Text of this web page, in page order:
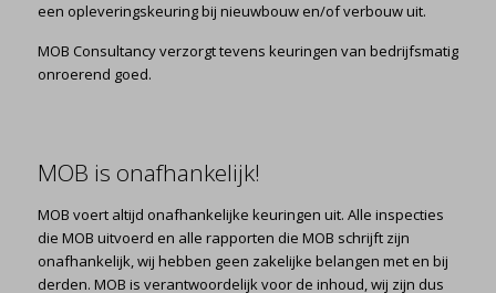
een opleveringskeuring bij nieuwbouw en/of verbouw uit.
MOB Consultancy verzorgt tevens keuringen van bedrijfsmatig
onroerend goed.
MOB is onafhankelijk!
MOB voert altijd onafhankelijke keuringen uit. Alle inspecties
die MOB uitvoerd en alle rapporten die MOB schrijft zijn
onafhankelijk, wij hebben geen zakelijke belangen met en bij
derden. MOB is verantwoordelijk voor de inhoud, wij zijn dus